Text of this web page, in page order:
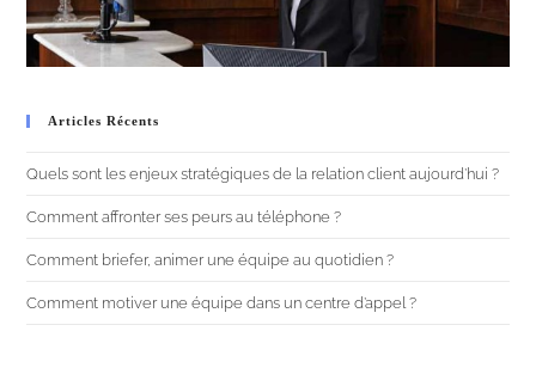
Articles Récents
Quels sont les enjeux stratégiques de la relation client aujourd’hui ?
Comment affronter ses peurs au téléphone ?
Comment briefer, animer une équipe au quotidien ?
Comment motiver une équipe dans un centre d’appel ?